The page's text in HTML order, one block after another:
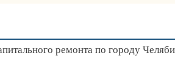
ремонта по городу